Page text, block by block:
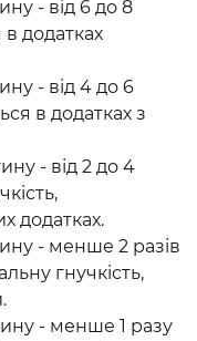
- від 6 до 8
в додатках
- від 4 до 6
в додатках з
- від 2 до 4
додатках.
- менше 2 разів
гнучкість,
- менше 1 разу